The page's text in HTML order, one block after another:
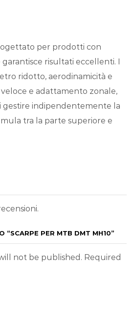
per prodotti con
risultati eccellenti. I
ridotto, aerodinamicità e
e adattamento zonale,
gestire indipendentemente la
tra la parte superiore e
“SCARPE PER MTB DMT MH10”
not be published. Required